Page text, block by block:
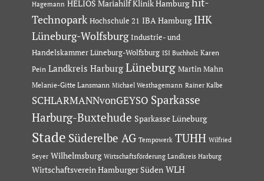
Hagemann HELIOS Mariahilf Klinik Hamburg
Technopark Hochschule 21 IBA Hamburg IHK
Lüneburg-Wolfsburg Industrie- und
Handelskammer Lüneburg-Wolfsburg ISI Buchholz Karen
Pein Landkreis Harburg Lüneburg Martin Mahn
Melanie-Gitte Lansmann Michael Westhagemann Rainer Kalbe
SCHLARMANNvonGEYSO Sparkasse
Harburg-Buxtehude Sparkasse Lüneburg
Stade Süderelbe AG Tempowerk TUHH Wilfried
Seyer Wilhelmsburg Wirtschaftsförderung Landkreis Harburg
Wirtschaftsverein Hamburger Süden WLH